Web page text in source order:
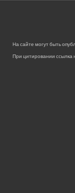
На сайте могут быть
При цитировании ссылка